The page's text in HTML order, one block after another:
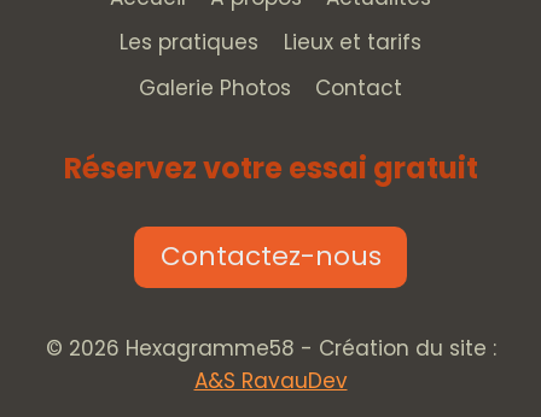
Les pratiques
Lieux et tarifs
Galerie Photos
Contact
Réservez votre essai gratuit
Contactez-nous
© 2026 Hexagramme58 - Création du site :
A&S RavauDev